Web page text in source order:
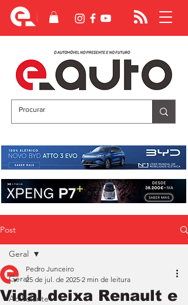
Post
Geral
Ao Volante
Geral
Vidal deixa Renault e
Pedro Junceiro
25 de jul. de 2025 2 min de leitura